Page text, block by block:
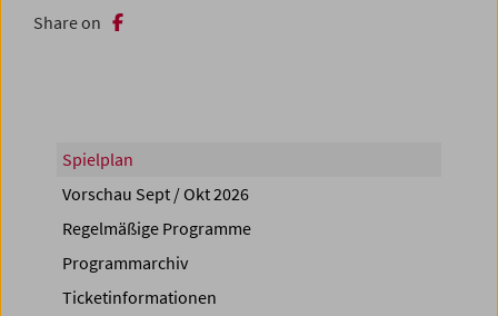
Share on
Spielplan
Vorschau Sept / Okt 2026
Regelmäßige Programme
Programmarchiv
Ticketinformationen